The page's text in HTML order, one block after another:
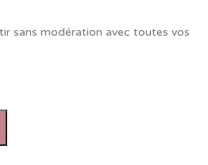
sans modération avec toutes vos